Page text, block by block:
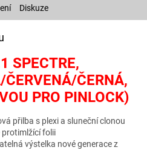
Diskuze
SPECTRE,
ČERNÁ,
PRO PINLOCK)
přilba s plexi a sluneční clonou
folii
výstelka nové generace z